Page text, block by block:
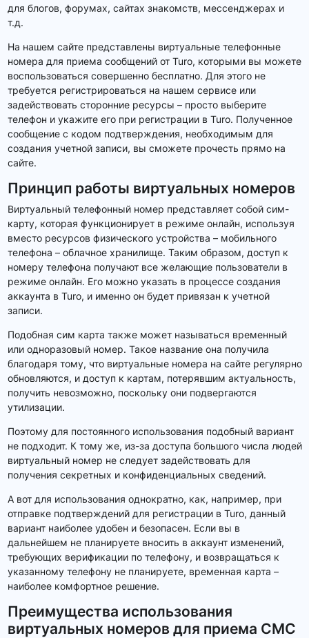
для блогов, форумах, сайтах знакомств, мессенджерах и
т.д.
На нашем сайте представлены виртуальные телефонные
номера для приема сообщений от Turo, которыми вы можете
воспользоваться совершенно бесплатно. Для этого не
требуется регистрироваться на нашем сервисе или
задействовать сторонние ресурсы – просто выберите
телефон и укажите его при регистрации в Turo. Полученное
сообщение с кодом подтверждения, необходимым для
создания учетной записи, вы сможете прочесть прямо на
сайте.
Принцип работы виртуальных номеров
Виртуальный телефонный номер представляет собой сим-
карту, которая функционирует в режиме онлайн, используя
вместо ресурсов физического устройства – мобильного
телефона – облачное хранилище. Таким образом, доступ к
номеру телефона получают все желающие пользователи в
режиме онлайн. Его можно указать в процессе создания
аккаунта в Turo, и именно он будет привязан к учетной
записи.
Подобная сим карта также может называться временный
или одноразовый номер. Такое название она получила
благодаря тому, что виртуальные номера на сайте регулярно
обновляются, и доступ к картам, потерявшим актуальность,
получить невозможно, поскольку они подвергаются
утилизации.
Поэтому для постоянного использования подобный вариант
не подходит. К тому же, из-за доступа большого числа людей
виртуальный номер не следует задействовать для
получения секретных и конфиденциальных сведений.
А вот для использования однократно, как, например, при
отправке подтверждений для регистрации в Turo, данный
вариант наиболее удобен и безопасен. Если вы в
дальнейшем не планируете вносить в аккаунт изменений,
требующих верификации по телефону, и возвращаться к
указанному телефону не планируете, временная карта –
наиболее комфортное решение.
Преимущества использования
виртуальных номеров для приема СМС